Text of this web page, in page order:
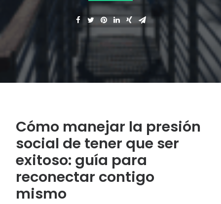
Cómo manejar la presión
social de tener que ser
exitoso: guía para
reconectar contigo
mismo